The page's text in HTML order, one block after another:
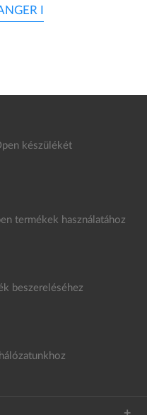
I
készülékét
termékek használatához
beszereléséhez